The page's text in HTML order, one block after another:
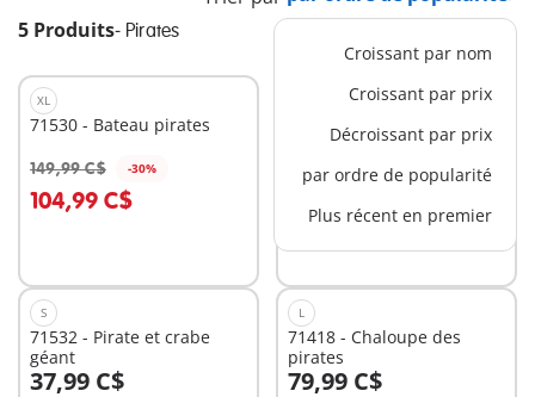
5 Produits- Pirates
Croissant par nom
Croissant par prix
Décroissant par prix
par ordre de popularité
Plus récent en premier
XL
71530 - Bateau pirates
149,99 C$ -30%
104,99 C$
Au panier
71533 - My Figures :
Pirates
27,99 C$
Au panier
S
71532 - Pirate et crabe
géant
37,99 C$
Au panier
L
71418 - Chaloupe des
pirates
79,99 C$
Au panier